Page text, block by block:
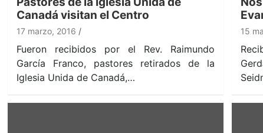
Canadá visitan el Centro
17 marzo, 2016
Fueron recibidos por el Rev. Raimundo
García Franco, pastores retirados de la
Iglesia Unida de Canadá,…
15